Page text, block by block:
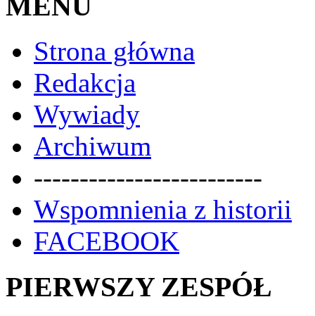
Strona główna
Redakcja
Wywiady
Archiwum
-------------------------
Wspomnienia z historii
FACEBOOK
PIERWSZY ZESPÓŁ